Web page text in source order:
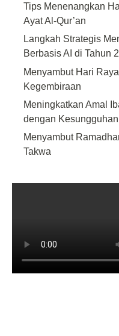
Tips Menenangkan
Ayat Al-Qur’an
Langkah Strategis
Berbasis AI di Tahun
Menyambut Hari
Kegembiraan
Meningkatkan Amal
dengan Kesungguhan
Menyambut
Takwa